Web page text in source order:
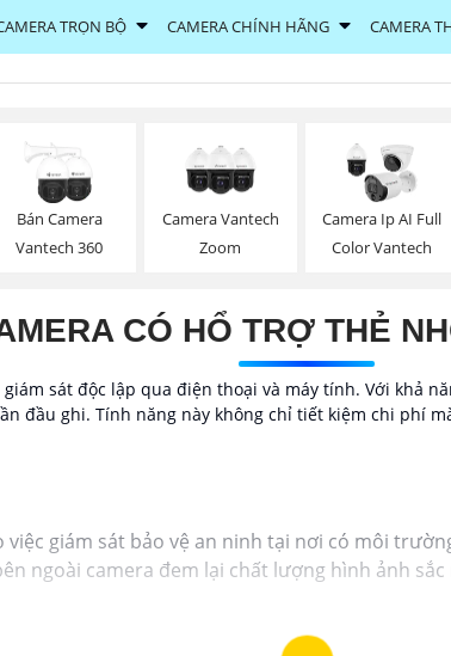
TRỌN BỘ CAMERA CHÍNH HÃNG CAMERA
Bán Camera
Vantech 360
Camera Vantech
Zoom
Camera Ip AI Full
Color Vantech
CÓ HỔ TRỢ THẺ
sát độc lập qua điện thoại và máy tính. Với khả
đầu ghi. Tính năng này không chỉ tiết kiệm chi phí
giám sát bảo vệ an ninh tại nơi có môi
ngoài camera đem lại chất lượng hình ảnh